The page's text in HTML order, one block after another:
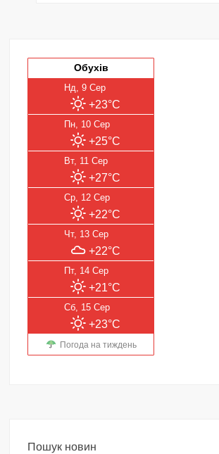
Обухів
Нд, 9 Сер
+23°C
Пн, 10 Сер
+25°C
Вт, 11 Сер
+27°C
Ср, 12 Сер
+22°C
Чт, 13 Сер
+22°C
Пт, 14 Сер
+21°C
Сб, 15 Сер
+23°C
Погода на тиждень
Пошук новин